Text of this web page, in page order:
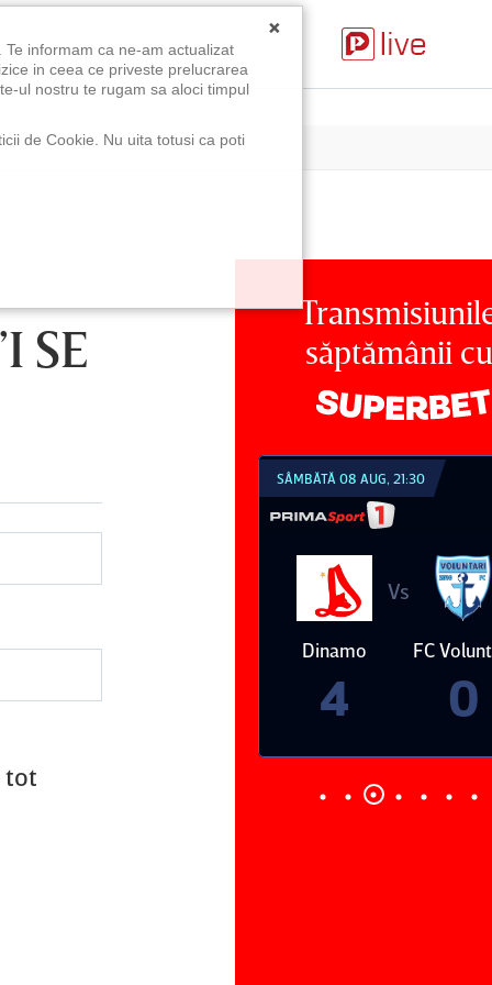
SE
tot
săptămânii cu
Farul
3
Vs
SÂMBĂTĂ 08 AUG, 21:30
Dinamo
4
Vs
FC
0
×
informam ca ne-am actualizat
in ceea ce priveste prelucrarea
ul nostru te rugam sa aloci timpul
de Cookie. Nu uita totusi ca poti